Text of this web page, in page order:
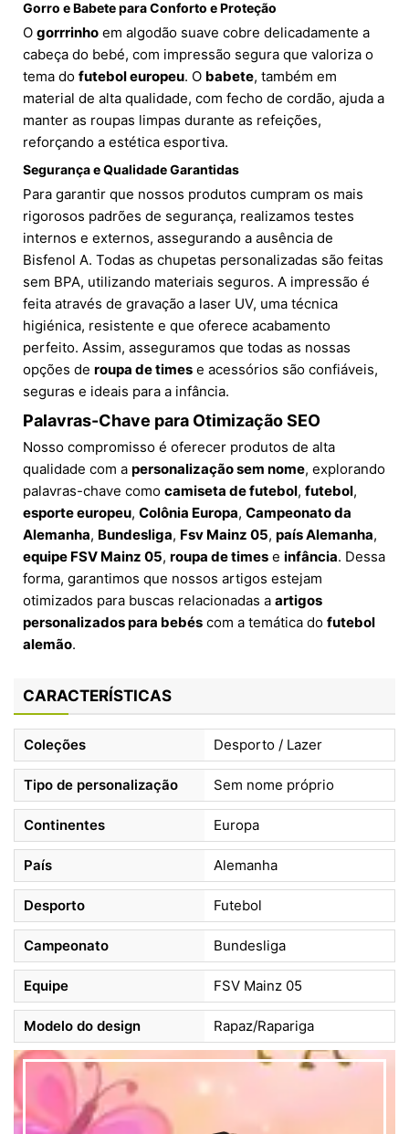
Gorro e Babete para Conforto e Proteção
O gorrrinho em algodão suave cobre delicadamente a
cabeça do bebé, com impressão segura que valoriza o
tema do futebol europeu. O babete, também em
material de alta qualidade, com fecho de cordão, ajuda a
manter as roupas limpas durante as refeições,
reforçando a estética esportiva.
Segurança e Qualidade Garantidas
Para garantir que nossos produtos cumpram os mais
rigorosos padrões de segurança, realizamos testes
internos e externos, assegurando a ausência de
Bisfenol A. Todas as chupetas personalizadas são feitas
sem BPA, utilizando materiais seguros. A impressão é
feita através de gravação a laser UV, uma técnica
higiénica, resistente e que oferece acabamento
perfeito. Assim, asseguramos que todas as nossas
opções de roupa de times e acessórios são confiáveis,
seguras e ideais para a infância.
Palavras-Chave para Otimização SEO
Nosso compromisso é oferecer produtos de alta
qualidade com a personalização sem nome, explorando
palavras-chave como camiseta de futebol, futebol,
esporte europeu, Colônia Europa, Campeonato da
Alemanha, Bundesliga, Fsv Mainz 05, país Alemanha,
equipe FSV Mainz 05, roupa de times e infância. Dessa
forma, garantimos que nossos artigos estejam
otimizados para buscas relacionadas a artigos
personalizados para bebés com a temática do futebol
alemão.
CARACTERÍSTICAS
Coleções Desporto / Lazer
Tipo de personalização Sem nome próprio
Continentes Europa
País Alemanha
Desporto Futebol
Campeonato Bundesliga
Equipe FSV Mainz 05
Modelo do design Rapaz/Rapariga